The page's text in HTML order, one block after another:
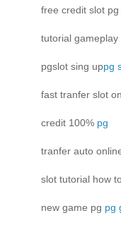
free credit slot pg
tutorial gameplay
pgslot sing uppg
fast tranfer slot
credit 100% pg
tranfer auto
slot tutorial how
new game pg pg